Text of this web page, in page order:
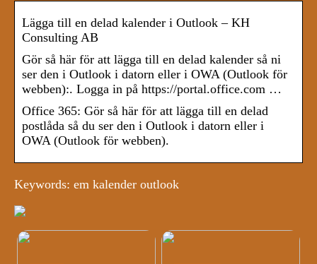
Lägga till en delad kalender i Outlook – KH
Consulting AB
Gör så här för att lägga till en delad kalender så ni
ser den i Outlook i datorn eller i OWA (Outlook för
webben):. Logga in på https://portal.office.com …
Office 365: Gör så här för att lägga till en delad
postlåda så du ser den i Outlook i datorn eller i
OWA (Outlook för webben).
Keywords: em kalender outlook